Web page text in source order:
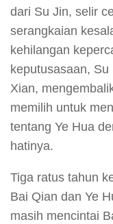
dari Su Jin, selir
serangkaian
kehilangan
keputusasaan,
Xian,
memilih untuk
tentang Ye Hua
hatinya.
Tiga ratus tahun
Bai Qian dan Ye
masih mencintai